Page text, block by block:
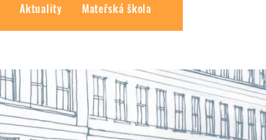
Aktuality Mateřská škola